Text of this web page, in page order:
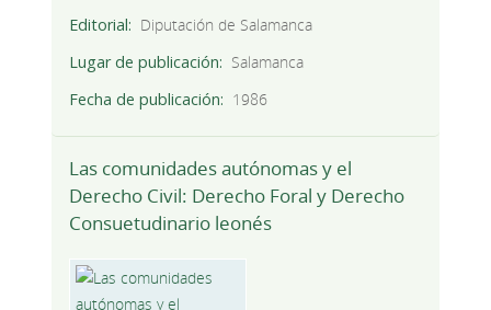
Editorial
Diputación de Salamanca
Lugar de publicación
Salamanca
Fecha de publicación
1986
Las comunidades autónomas y el
Derecho Civil: Derecho Foral y Derecho
Consuetudinario leonés